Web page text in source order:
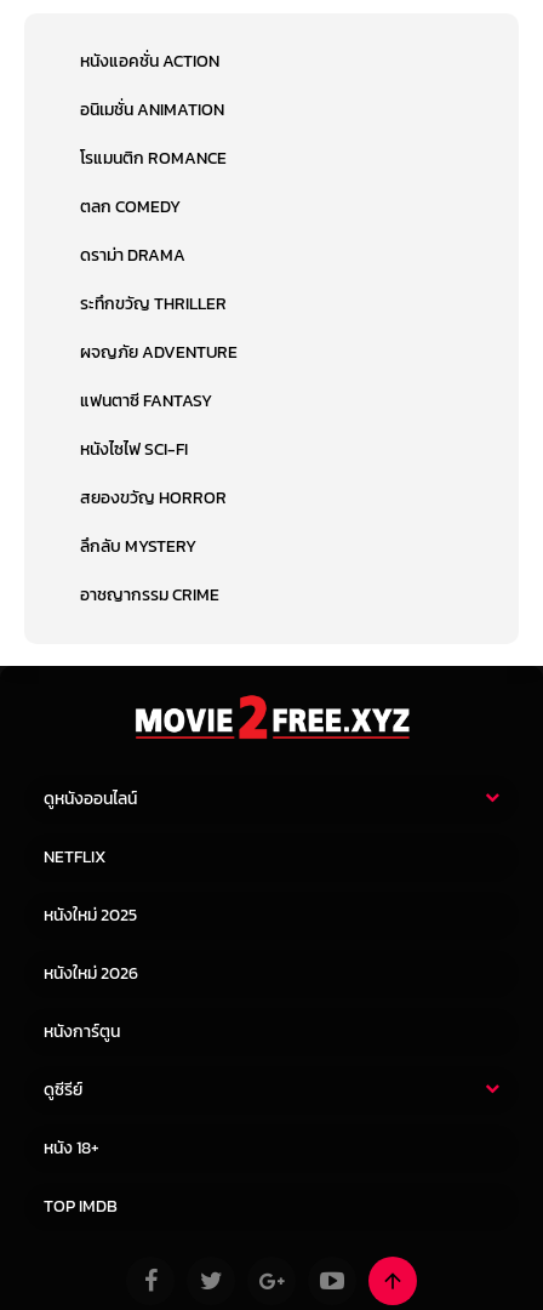
หนังแอคชั่น ACTION
อนิเมชั่น ANIMATION
โรแมนติก ROMANCE
ตลก COMEDY
ดราม่า DRAMA
ระทึกขวัญ THRILLER
ผจญภัย ADVENTURE
แฟนตาซี FANTASY
หนังไซไฟ SCI-FI
สยองขวัญ HORROR
ลึกลับ MYSTERY
อาชญากรรม CRIME
ดูหนังออนไลน์
หนังจีน
NETFLIX
หนังใหม่ 2025
หนังใหม่ 2026
หนังการ์ตูน
ดูซีรีย์
หนัง 18+
TOP IMDB